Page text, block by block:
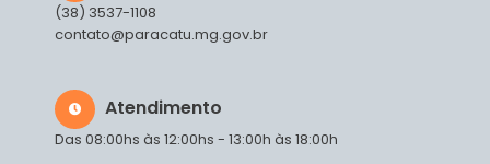
(38) 3537-1108
contato@paracatu.mg.gov.br
Atendimento
Das 08:00hs às 12:00hs - 13:00h às 18:00h